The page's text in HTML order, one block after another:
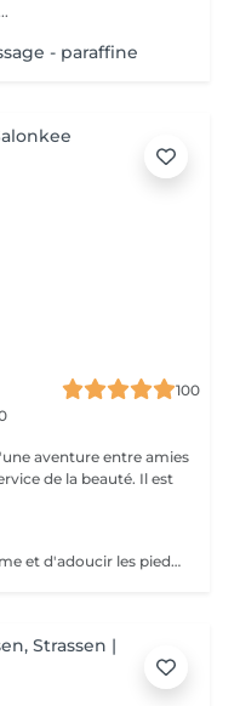
- paraffine
100
aventure entre amies
de la beauté. Il est
Permet de réparer, hydrater l'épiderme et d'adoucir les pieds abimés ou désséchés. Parfait lors d'une pédicure.